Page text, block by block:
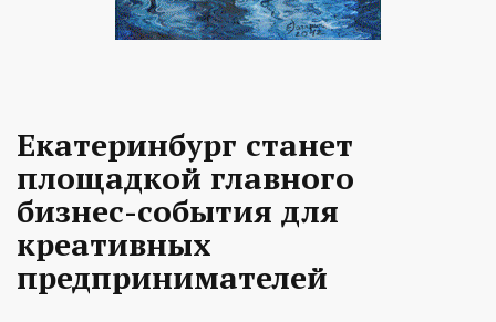
Екатеринбург станет
площадкой главного
бизнес-события для
креативных
предпринимателей